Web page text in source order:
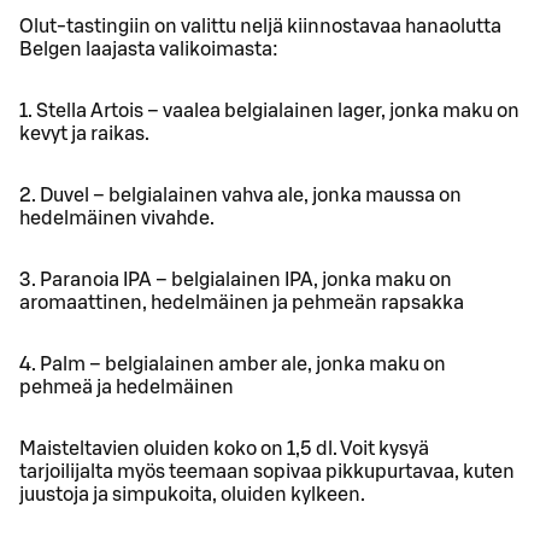
Olut-tastingiin on valittu neljä kiinnostavaa hanaolutta
Belgen laajasta valikoimasta:
1. Stella Artois – vaalea belgialainen lager, jonka maku on
kevyt ja raikas.
2. Duvel – belgialainen vahva ale, jonka maussa on
hedelmäinen vivahde.
3. Paranoia IPA – belgialainen IPA, jonka maku on
aromaattinen, hedelmäinen ja pehmeän rapsakka
4. Palm – belgialainen amber ale, jonka maku on
pehmeä ja hedelmäinen
Maisteltavien oluiden koko on 1,5 dl. Voit kysyä
tarjoilijalta myös teemaan sopivaa pikkupurtavaa, kuten
juustoja ja simpukoita, oluiden kylkeen.